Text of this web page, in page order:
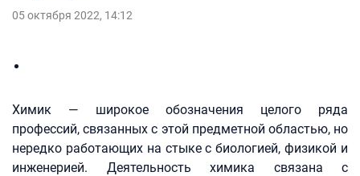
05 октября 2022, 14:12
Химик — широкое обозначения целого ряда
профессий, связанных с этой предметной областью, но
нередко работающих на стыке с биологией, физикой и
инженерией. Деятельность химика связана с